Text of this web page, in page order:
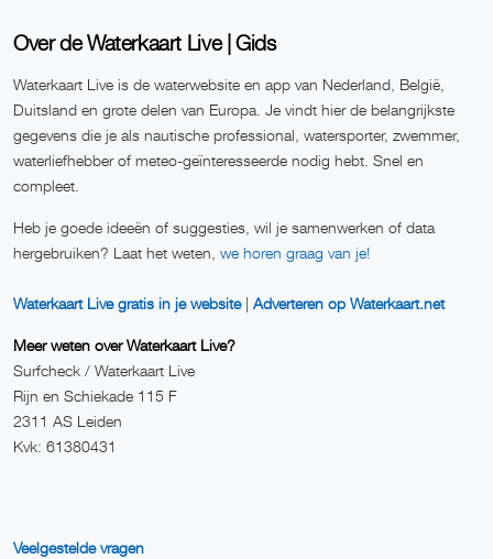
Over de Waterkaart Live | Gids
Waterkaart Live is de waterwebsite en app van Nederland, België,
Duitsland en grote delen van Europa. Je vindt hier de belangrijkste
gegevens die je als nautische professional, watersporter, zwemmer,
waterliefhebber of meteo-geïnteresseerde nodig hebt. Snel en
compleet.
Heb je goede ideeën of suggesties, wil je samenwerken of data
hergebruiken? Laat het weten, we horen graag van je!
Waterkaart Live gratis in je website| Adverteren op Waterkaart.net
Meer weten over Waterkaart Live?
Surfcheck / Waterkaart Live
Rijn en Schiekade 115 F
2311 AS Leiden
Kvk: 61380431
Veelgestelde vragen